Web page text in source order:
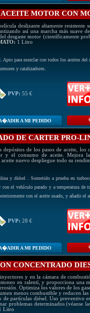
MOTOR CON
deslizante altamente resistente
así una marcha más suave
desgaste motor (científicamente
1 Litro
Apto para mezclar con todos los aceites
y catalizadores.
PVP: 55 €
A MI PEDIDO
DE CARTER PRO-
de los pasos de aceite, los
y el consumo de aceite. Mejora
nuevo despliegue todo su
y diésel . Sometido a prueba en
el vehículo parado y a temperatura de
con el aceite usado, y añadir el
PVP: 28 €
A MI PEDIDO
CONCENTRADO
y en la cámara de
en ralentí, y proporciona una
Optimiza los valores de los
menos combustible y reducen las
partículas diésel. Uso preventivo
problemas determinados (véanse
Litro